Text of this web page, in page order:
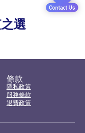
選
條款
隱私政策
服務條款
退費政策